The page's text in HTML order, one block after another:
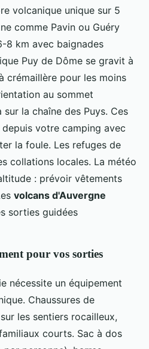
volcanique unique sur 5
comme Pavin ou Guéry
8 km avec baignades
Puy de Dôme se gravit à
crémaillère pour les moins
au sommet
la chaîne des Puys. Ces
votre camping avec
la foule. Les refuges de
collations locales. La météo
: prévoir vêtements
volcans d'Auvergne
sorties guidées
pour vos sorties
nécessite un équipement
Chaussures de
les sentiers rocailleux,
courts. Sac à dos